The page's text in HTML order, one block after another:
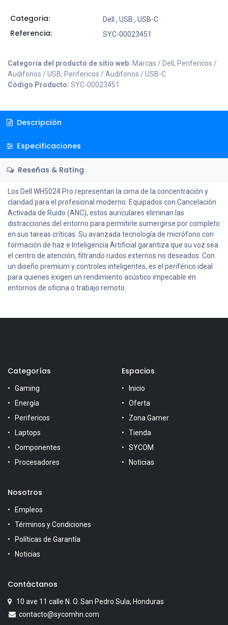
Categoria: Dell , USB , USB-C
Referencia: SYC-00023451
Categoría del producto de sitio web: Marcas / Dell, Perifericos /
Audifonos / USB, Perifericos / Audifonos / USB-C
Código Producto: SYC-00023451
Descripción
Especificaciones
Reseñas & Rating
Los Dell WH5024 Pro representan la cima de la concentración y
claridad para el profesional moderno. Equipados con Cancelación
Activada de Ruido (ANC), estos auriculares eliminan las
distracciones del entorno para permitirle sumergirse por completo
en sus tareas críticas. Su avanzada tecnología de micrófono con
formación de haz e Inteligencia Artificial garantiza que su voz sea
el centro de atención, filtrando ruidos externos no deseados. Con
un diseño premium y controles inteligentes, es el periférico ideal
para quienes exigen un rendimiento acústico impecable en
entornos de oficina o trabajo remoto.
Categorías
Gaming
Energía
Perifericos
Laptops
Componentes
Procesadores
Espacios
Inicio
Oferta
Zona Gamer
Tienda
SYCOM
Noticias
Nosotros
Empleos
Términos y Condiciones
Políticas de Garantía
Noticias
Contáctanos
10 ave 11 calle N. O. San Pedro Sula, Honduras
contacto@sycomhn.com